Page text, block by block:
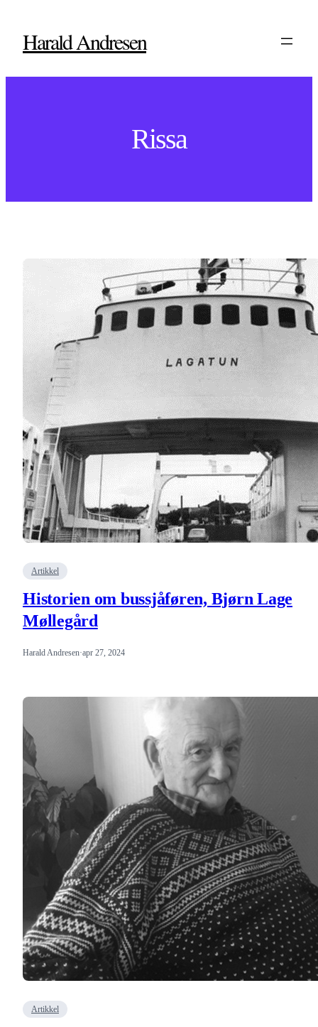
innhold
Harald Andresen
Rissa
Artikkel
Historien om bussjåføren, Bjørn Lage
Møllegård
Harald Andresen·apr 27, 2024
Artikkel